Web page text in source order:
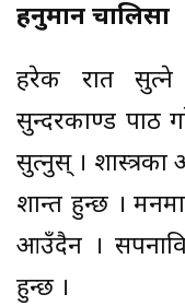
हनुमान चालिसा
हरेक रात सुत्ने
सुन्दरकाण्ड पाठ
सुत्नुस् । शास्त्रका
शान्त हुन्छ ।
आउँदैन ।
हुन्छ ।